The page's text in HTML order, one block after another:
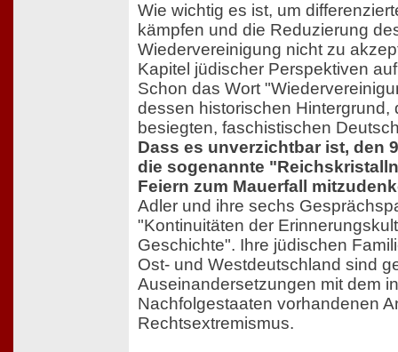
Wie wichtig es ist, um
kämpfen und die Reduzierung
Wiedervereinigung nicht zu
Kapitel jüdischer Perspektiven
Schon das Wort
dessen historischen Hintergrund,
besiegten, faschistischen
Dass es unverzichtbar ist, den
die sogenannte
Feiern zum Mauerfall
Adler und ihre sechs
"Kontinuitäten der
Geschichte". Ihre jüdischen
Ost- und Westdeutschland sind
Auseinandersetzungen mit dem
Nachfolgestaaten vorhandenen
Rechtsextremismus.